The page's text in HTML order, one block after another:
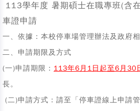
113學年度 暑期碩士在職專班(含
車證申請
一、依據 ：本校停車場管理辦法及政府
二、申請期限及方式
(一)申請期限： 113年6月1日起至6月30
長。
(二)申請方式：請至「停車證線上申請